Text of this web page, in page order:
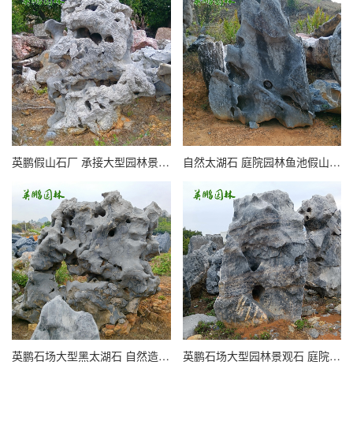
英鹏假山石厂 承接大型园林景石庭院假山太湖石 自然太湖石 庭院园林鱼池假山石窟窿石 大型中式造型奇石
英鹏石场大型黑太湖石 自然造型风景石摆放假山石 英鹏石场大型园林景观石 庭院石太湖石草坪点缀石